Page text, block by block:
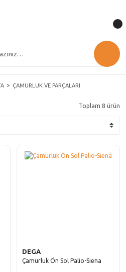
ÇAMURLUK VE PARÇALARI
Toplam 8 ürün
DEGA
Çamurluk Ön Sol Palio-Siena